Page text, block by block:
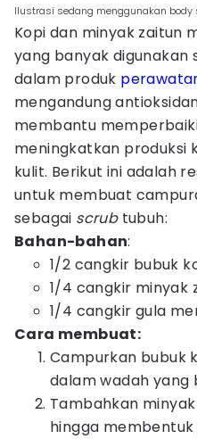
Ilustrasi sedang menggunakan body
Kopi dan minyak zaitun
yang banyak digunakan
dalam produk
mengandung
membantu
meningkatkan produksi
kulit. Berikut ini adalah
untuk membuat
sebagai scrubtubuh:
Bahan-bahan:
1/2 cangkir bubuk
1/4 cangkir minyak
1/4 cangkir gula
Cara membuat:
Campurkan bubuk
dalam wadah yang
Tambahkan
hingga